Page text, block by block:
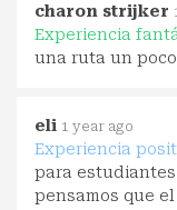
charon strijker
Experiencia
una ruta un
eli 1 year ago
Experiencia
para estudiantes
pensamos que